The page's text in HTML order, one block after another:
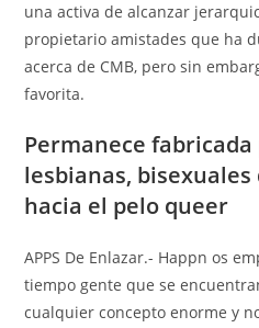
una activa de alcanzar
propietario amistades que ha
acerca de CMB, pero sin
favorita.
Permanece
lesbianas,
hacia el pelo queer
APPS De Enlazar.- Happn os
tiempo gente que se
cualquier concepto enorme y